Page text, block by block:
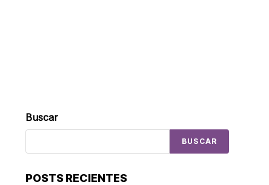
Buscar
BUSCAR
POSTS RECIENTES